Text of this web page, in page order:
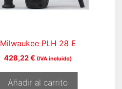
Milwaukee PLH 28 E
428,22€ (IVA incluido)
Añadir al carrito